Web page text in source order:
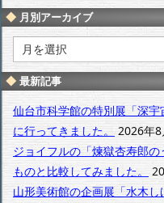
月別アーカイブ
別
ア
ー
カ
イ
ブ
最新記事
仙台市科学館の特別展「深
に行ってきました。
2026年8
ジョイフルの「煉獄杏寿郎
ものと比較してみました。
山形美術館の企画展「水木